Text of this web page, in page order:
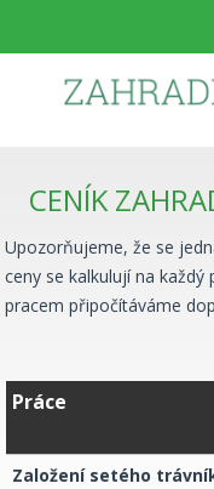
JSTE ZDE
CENÍK
Upozorňujeme, že se
ceny se kalkulují na
pracem připočítáváme
Práce
Založení setého